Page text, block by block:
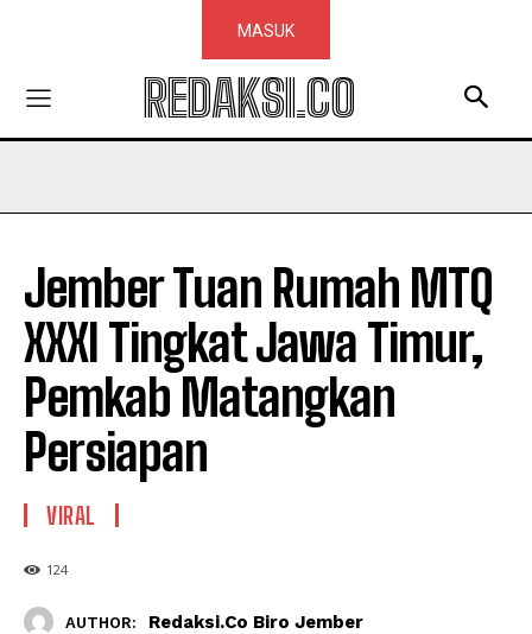
MASUK
REDAKSI.CO
Jember Tuan Rumah MTQ
XXXI Tingkat Jawa Timur,
Pemkab Matangkan
Persiapan
VIRAL
124
AUTHOR: Redaksi.co Biro Jember